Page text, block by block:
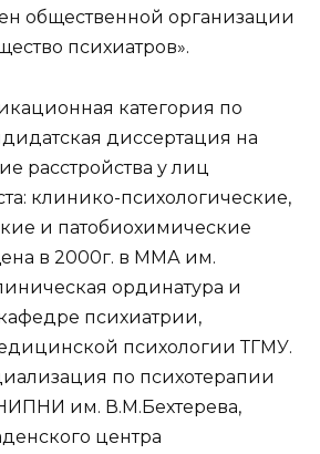
общественной организации
психиатров».
категория по
диссертация на
расстройства у лиц
клинико-психологические,
и патобиохимические
в 2000г. в ММА им.
ординатура и
психиатрии,
психологии ТГМУ.
по психотерапии
им. В.М.Бехтерева,
центра